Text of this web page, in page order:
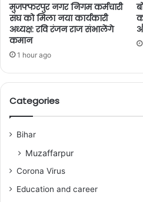
मुजफ्फरपुर नगर निगम कर्मचारी
संघ को मिला नया कार्यकारी
अध्यक्ष: रवि रंजन राज संभालेंगे
कमान
1 hour ago
Categories
Bihar
Muzaffarpur
Corona Virus
Education and career